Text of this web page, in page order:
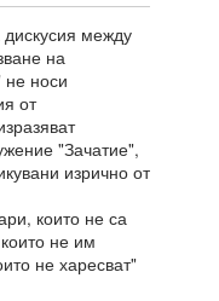
между
на
не носи
от
"Зачатие",
изрично от
които не са
не им
не харесват"